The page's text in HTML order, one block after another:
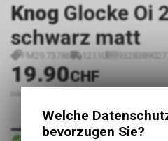
Knog Glocke Oi
schwarz matt
FM29.73786 12110
19.90CHF
inkl. MwSt., zzgl.
In den
Sofort verfügbar
Welche
bevorzugen Sie?